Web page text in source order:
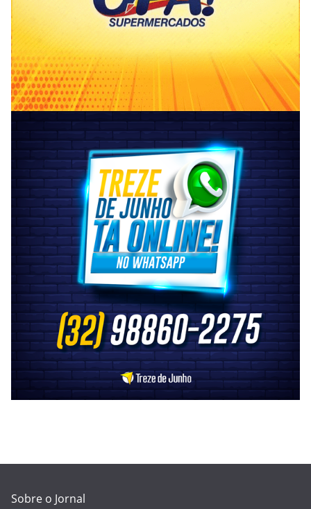
Sobre o Jornal